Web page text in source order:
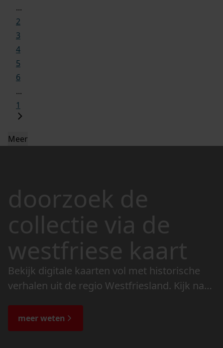
...
2
3
4
5
6
...
1
Meer
doorzoek de
collectie via de
westfriese kaart
Bekijk digitale kaarten vol met historische
verhalen uit de regio Westfriesland. Kijk naar
de bijzondere verhalen.
meer weten